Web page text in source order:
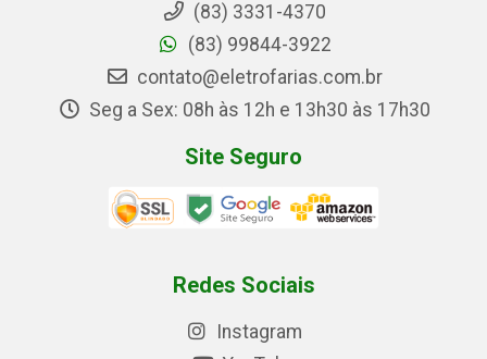
(83) 3331-4370
(83) 99844-3922
contato@eletrofarias.com.br
Seg a Sex: 08h às 12h e 13h30 às 17h30
Site Seguro
Redes Sociais
Instagram